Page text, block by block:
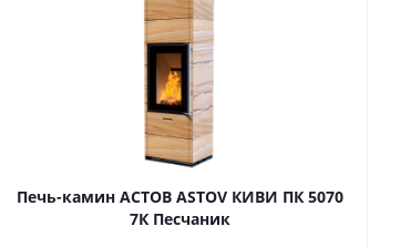
Печь-камин АСТОВ ASTOV КИВИ ПК 5070
7К Песчаник